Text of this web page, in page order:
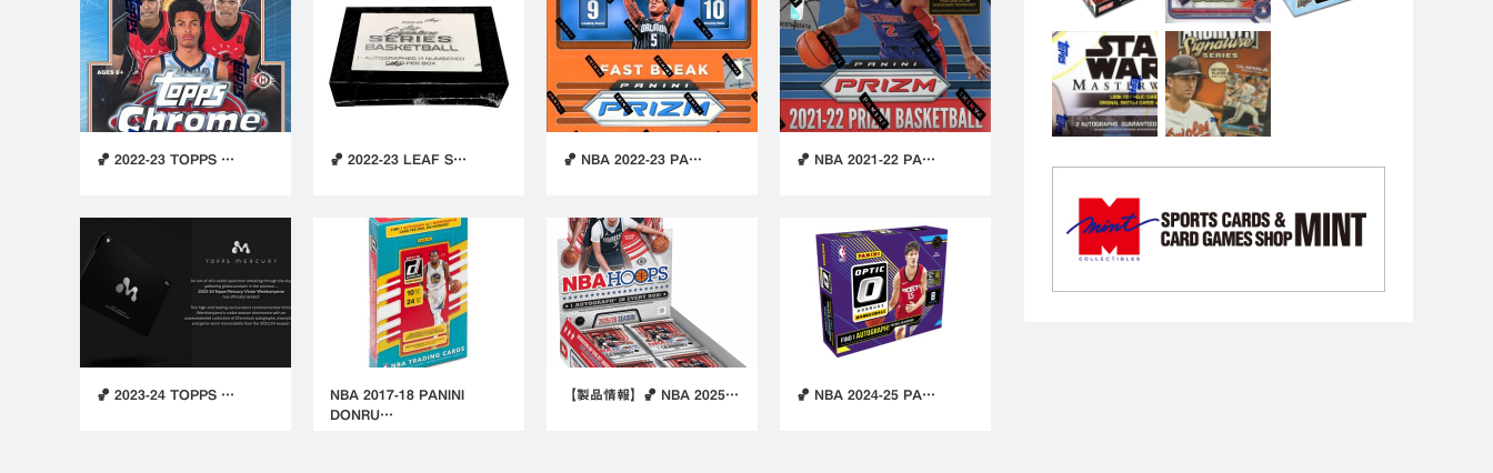
🏀 2022-23 TOPPS … 🏀 2022-23 LEAF S… 🏀 NBA 2022-23 PA… 🏀 NBA 2021-22 PA…
🏀 2023-24 TOPPS …
NBA 2017-18 PANINI
DONRU…
【製品情報】🏀 NBA 2025… 🏀 NBA 2024-25 PA…